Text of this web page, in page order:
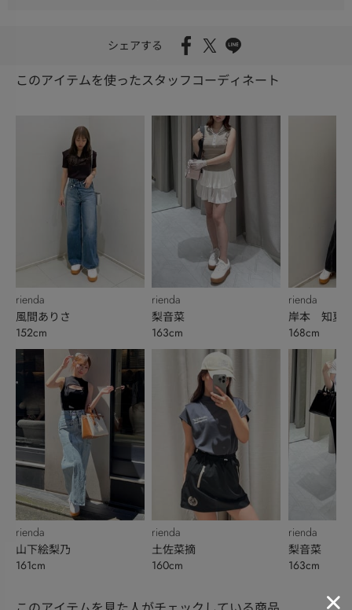
シェアする
このアイテムを使ったスタッフコーディネート
rienda
風間ありさ
152cm
rienda
山下絵梨乃
161cm
rienda
梨音菜
163cm
rienda
土佐菜摘
160cm
rienda
岸本 知夏
168cm
rienda
梨音菜
163cm